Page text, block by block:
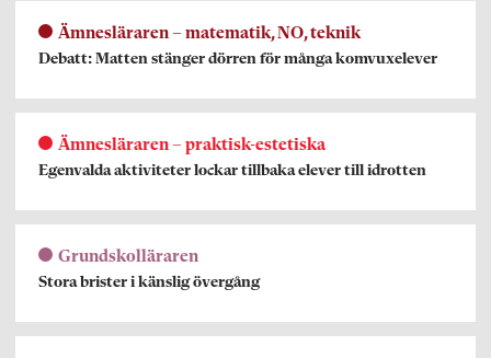
Ämnesläraren – matematik, NO, teknik
Debatt: Matten stänger dörren för många komvuxelever
Ämnesläraren – praktisk-estetiska
Egenvalda aktiviteter lockar tillbaka elever till idrotten
Grundskolläraren
Stora brister i känslig övergång